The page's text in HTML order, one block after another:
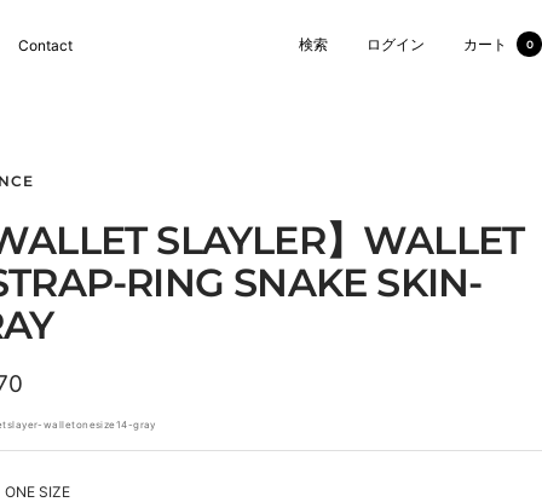
Contact 検索 ログイン カート 0
SLAYLER】WALLET
RING SNAKE SKIN-
walletonesize14-gray
ONE SIZE